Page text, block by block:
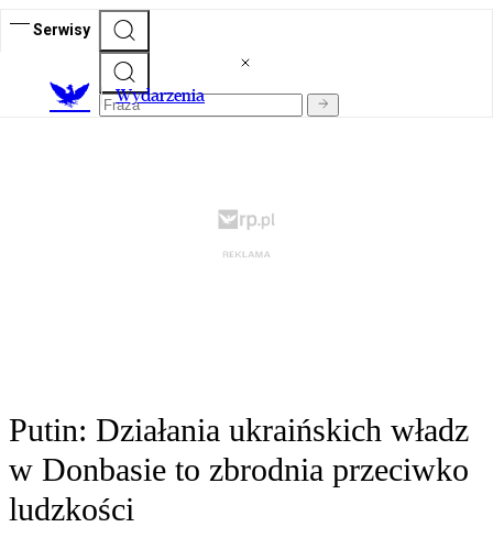
Serwisy
Wydarzenia
Putin: Działania ukraińskich władz
w Donbasie to zbrodnia przeciwko
ludzkości